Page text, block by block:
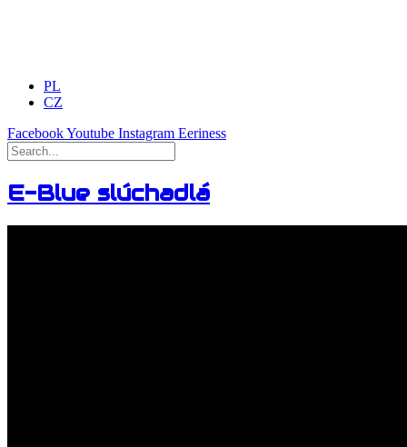
PL
CZ
FacebookYoutube Instagram Eeriness
E-Blue slúchadlá